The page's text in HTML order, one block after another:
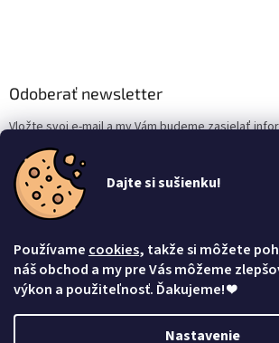
Dajte si sušienku!
Používame cookies, takže si môžete
náš obchod a my pre Vás môžeme
výkon a použiteľnosť. Ďakujeme!❤
Nastavenie
Odoberať newsletter
Vložte svoj e-mail a my Vám budeme zasielať
produktoch na našom e-shope.
Email
Vložením e-mailu súhlasíte s
Prihlásiť sa